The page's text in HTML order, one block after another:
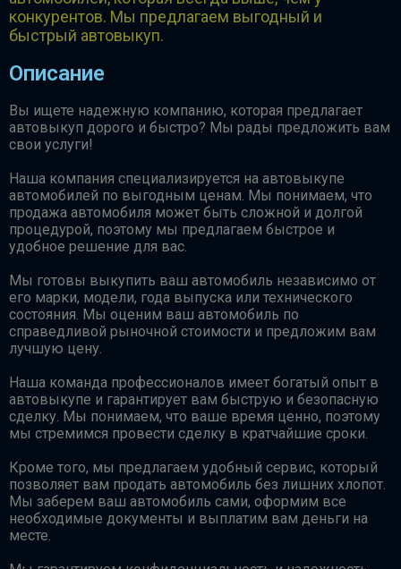
конкурентов. Мы предлагаем выгодный и
быстрый автовыкуп.
Описание
Вы ищете надежную компанию, которая предлагает
автовыкуп дорого и быстро? Мы рады предложить вам
свои услуги!
Наша компания специализируется на автовыкупе
автомобилей по выгодным ценам. Мы понимаем, что
продажа автомобиля может быть сложной и долгой
процедурой, поэтому мы предлагаем быстрое и
удобное решение для вас.
Мы готовы выкупить ваш автомобиль независимо от
его марки, модели, года выпуска или технического
состояния. Мы оценим ваш автомобиль по
справедливой рыночной стоимости и предложим вам
лучшую цену.
Наша команда профессионалов имеет богатый опыт в
автовыкупе и гарантирует вам быструю и безопасную
сделку. Мы понимаем, что ваше время ценно, поэтому
мы стремимся провести сделку в кратчайшие сроки.
Кроме того, мы предлагаем удобный сервис, который
позволяет вам продать автомобиль без лишних хлопот.
Мы заберем ваш автомобиль сами, оформим все
необходимые документы и выплатим вам деньги на
месте.